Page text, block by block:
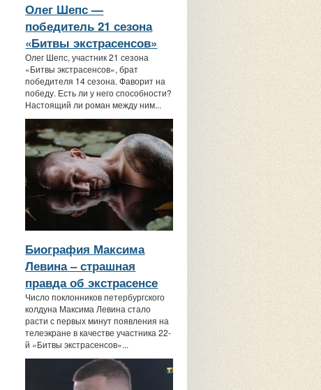
Олег Шепс —
победитель 21 сезона
«Битвы экстрасенсов»
Олег Шепс, участник 21 сезона
«Битвы экстрасенсов», брат
победителя 14 сезона. Фаворит на
победу. Есть ли у него способности?
Настоящий ли роман между ним...
Биография Максима
Левина ‒ страшная
правда об экстрасенсе
Число поклонников петербургского
колдуна Максима Левина стало
расти с первых минут появления на
телеэкране в качестве участника 22-
й «Битвы экстрасенсов»...